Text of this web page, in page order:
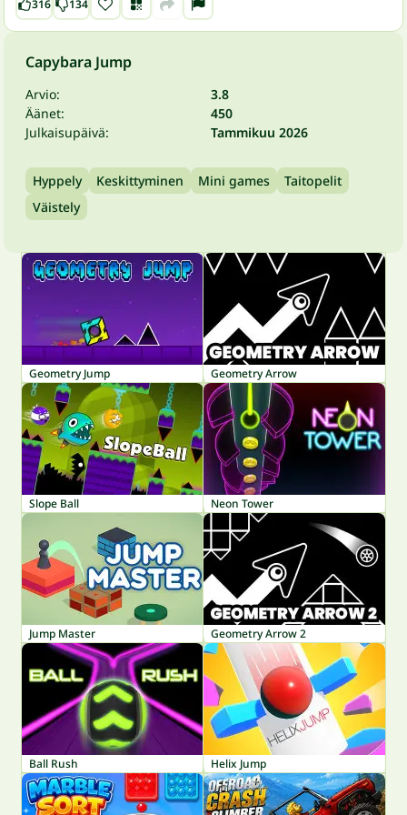
316 134
Capybara Jump
Arvio:
3.8
Äänet:
450
Julkaisupäivä:
Tammikuu 2026
Hyppely Keskittyminen Mini games
Taitopelit
Väistely
Geometry Jump Geometry Arrow
Slope Ball Neon Tower
Jump Master Geometry Arrow 2
Ball Rush Helix Jump